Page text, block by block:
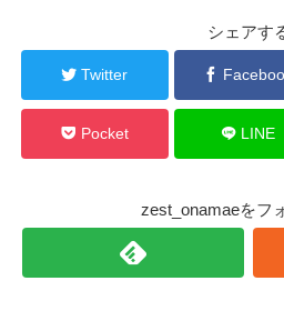
シェアす
Twitter
Pocket LINE
zest_onamaeをフ